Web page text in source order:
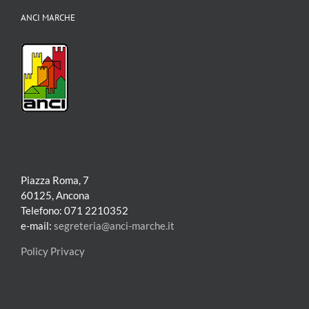
ANCI MARCHE
Piazza Roma, 7
60125, Ancona
Telefono: 071 2210352
e-mail: segreteria@anci-marche.it
Policy Privacy